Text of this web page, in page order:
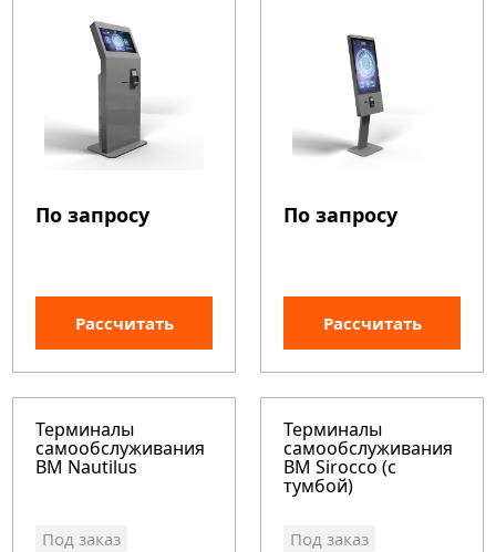
По запросу
Рассчитать
По запросу
Рассчитать
Терминалы
самообслуживания
BM Nautilus
Под заказ
Терминалы
самообслуживания
BM Sirocco (с
тумбой)
Под заказ